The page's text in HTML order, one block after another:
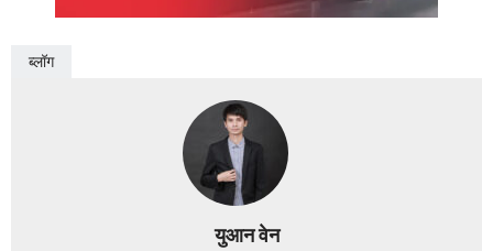
ब्लॉग
युआन वेन